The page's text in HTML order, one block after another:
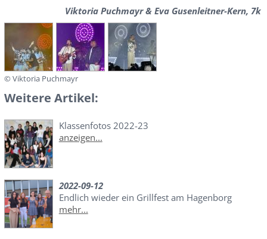
Viktoria Puchmayr & Eva Gusenleitner-Kern, 7k
© Viktoria Puchmayr
Weitere Artikel:
Klassenfotos 2022-23
anzeigen...
2022-09-12
Endlich wieder ein Grillfest am Hagenborg
mehr...